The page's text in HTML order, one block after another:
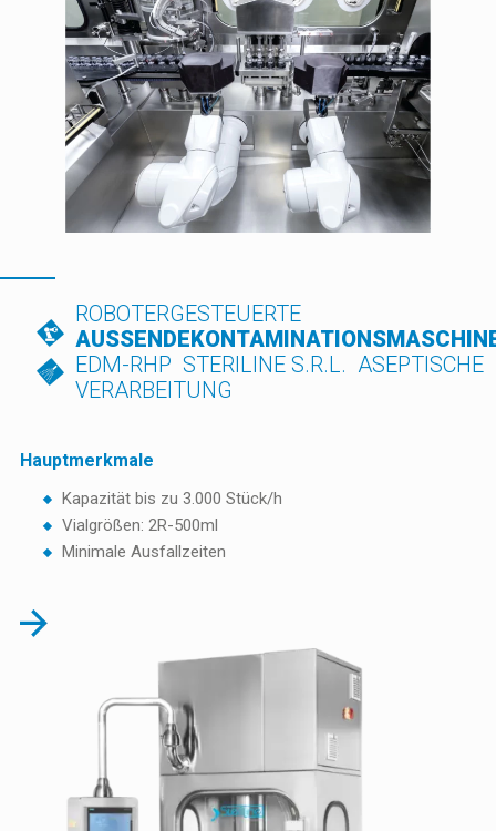
ROBOTERGESTEUERTE
AUSSENDEKONTAMINATIONSMASCHINE
EDM-RHP  STERILINE S.R.L.  ASEPTISCHE
VERARBEITUNG
Hauptmerkmale
Kapazität bis zu 3.000 Stück/h
Vialgrößen: 2R-500ml
Minimale Ausfallzeiten